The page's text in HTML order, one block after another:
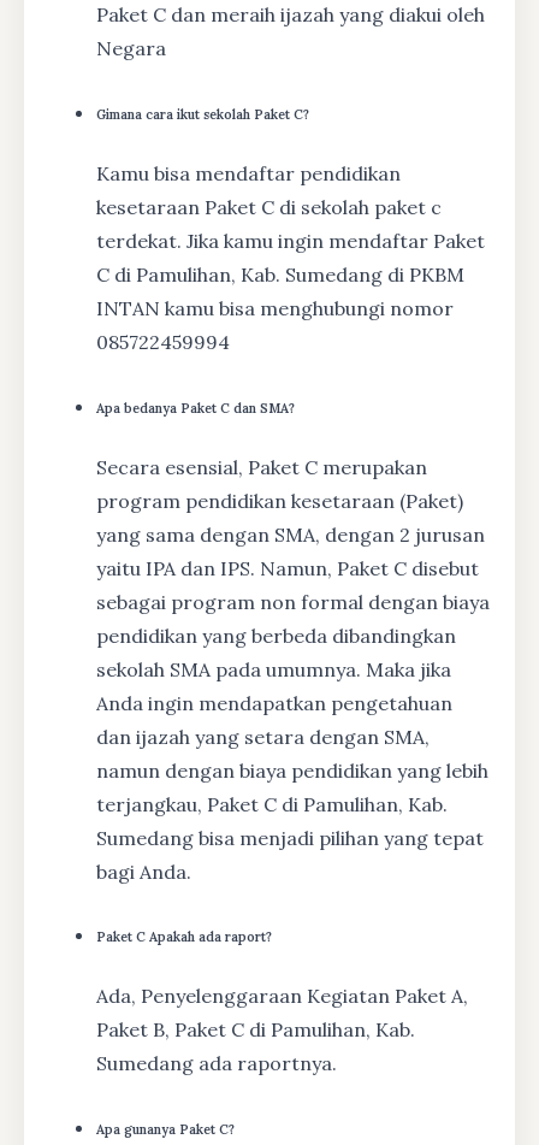
Paket C dan meraih ijazah yang diakui oleh
Negara
Gimana cara ikut sekolah Paket C?
Kamu bisa mendaftar pendidikan
kesetaraan Paket C di sekolah paket c
terdekat. Jika kamu ingin mendaftar Paket
C di Pamulihan, Kab. Sumedang di PKBM
INTAN kamu bisa menghubungi nomor
085722459994
Apa bedanya Paket C dan SMA?
Secara esensial, Paket C merupakan
program pendidikan kesetaraan (Paket)
yang sama dengan SMA, dengan 2 jurusan
yaitu IPA dan IPS. Namun, Paket C disebut
sebagai program non formal dengan biaya
pendidikan yang berbeda dibandingkan
sekolah SMA pada umumnya. Maka jika
Anda ingin mendapatkan pengetahuan
dan ijazah yang setara dengan SMA,
namun dengan biaya pendidikan yang lebih
terjangkau, Paket C di Pamulihan, Kab.
Sumedang bisa menjadi pilihan yang tepat
bagi Anda.
Paket C Apakah ada raport?
Ada, Penyelenggaraan Kegiatan Paket A,
Paket B, Paket C di Pamulihan, Kab.
Sumedang ada raportnya.
Apa gunanya Paket C?